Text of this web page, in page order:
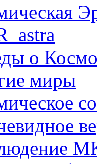
о
миры